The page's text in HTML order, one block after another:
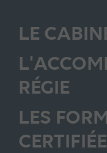
LE
RÉGIE
LES